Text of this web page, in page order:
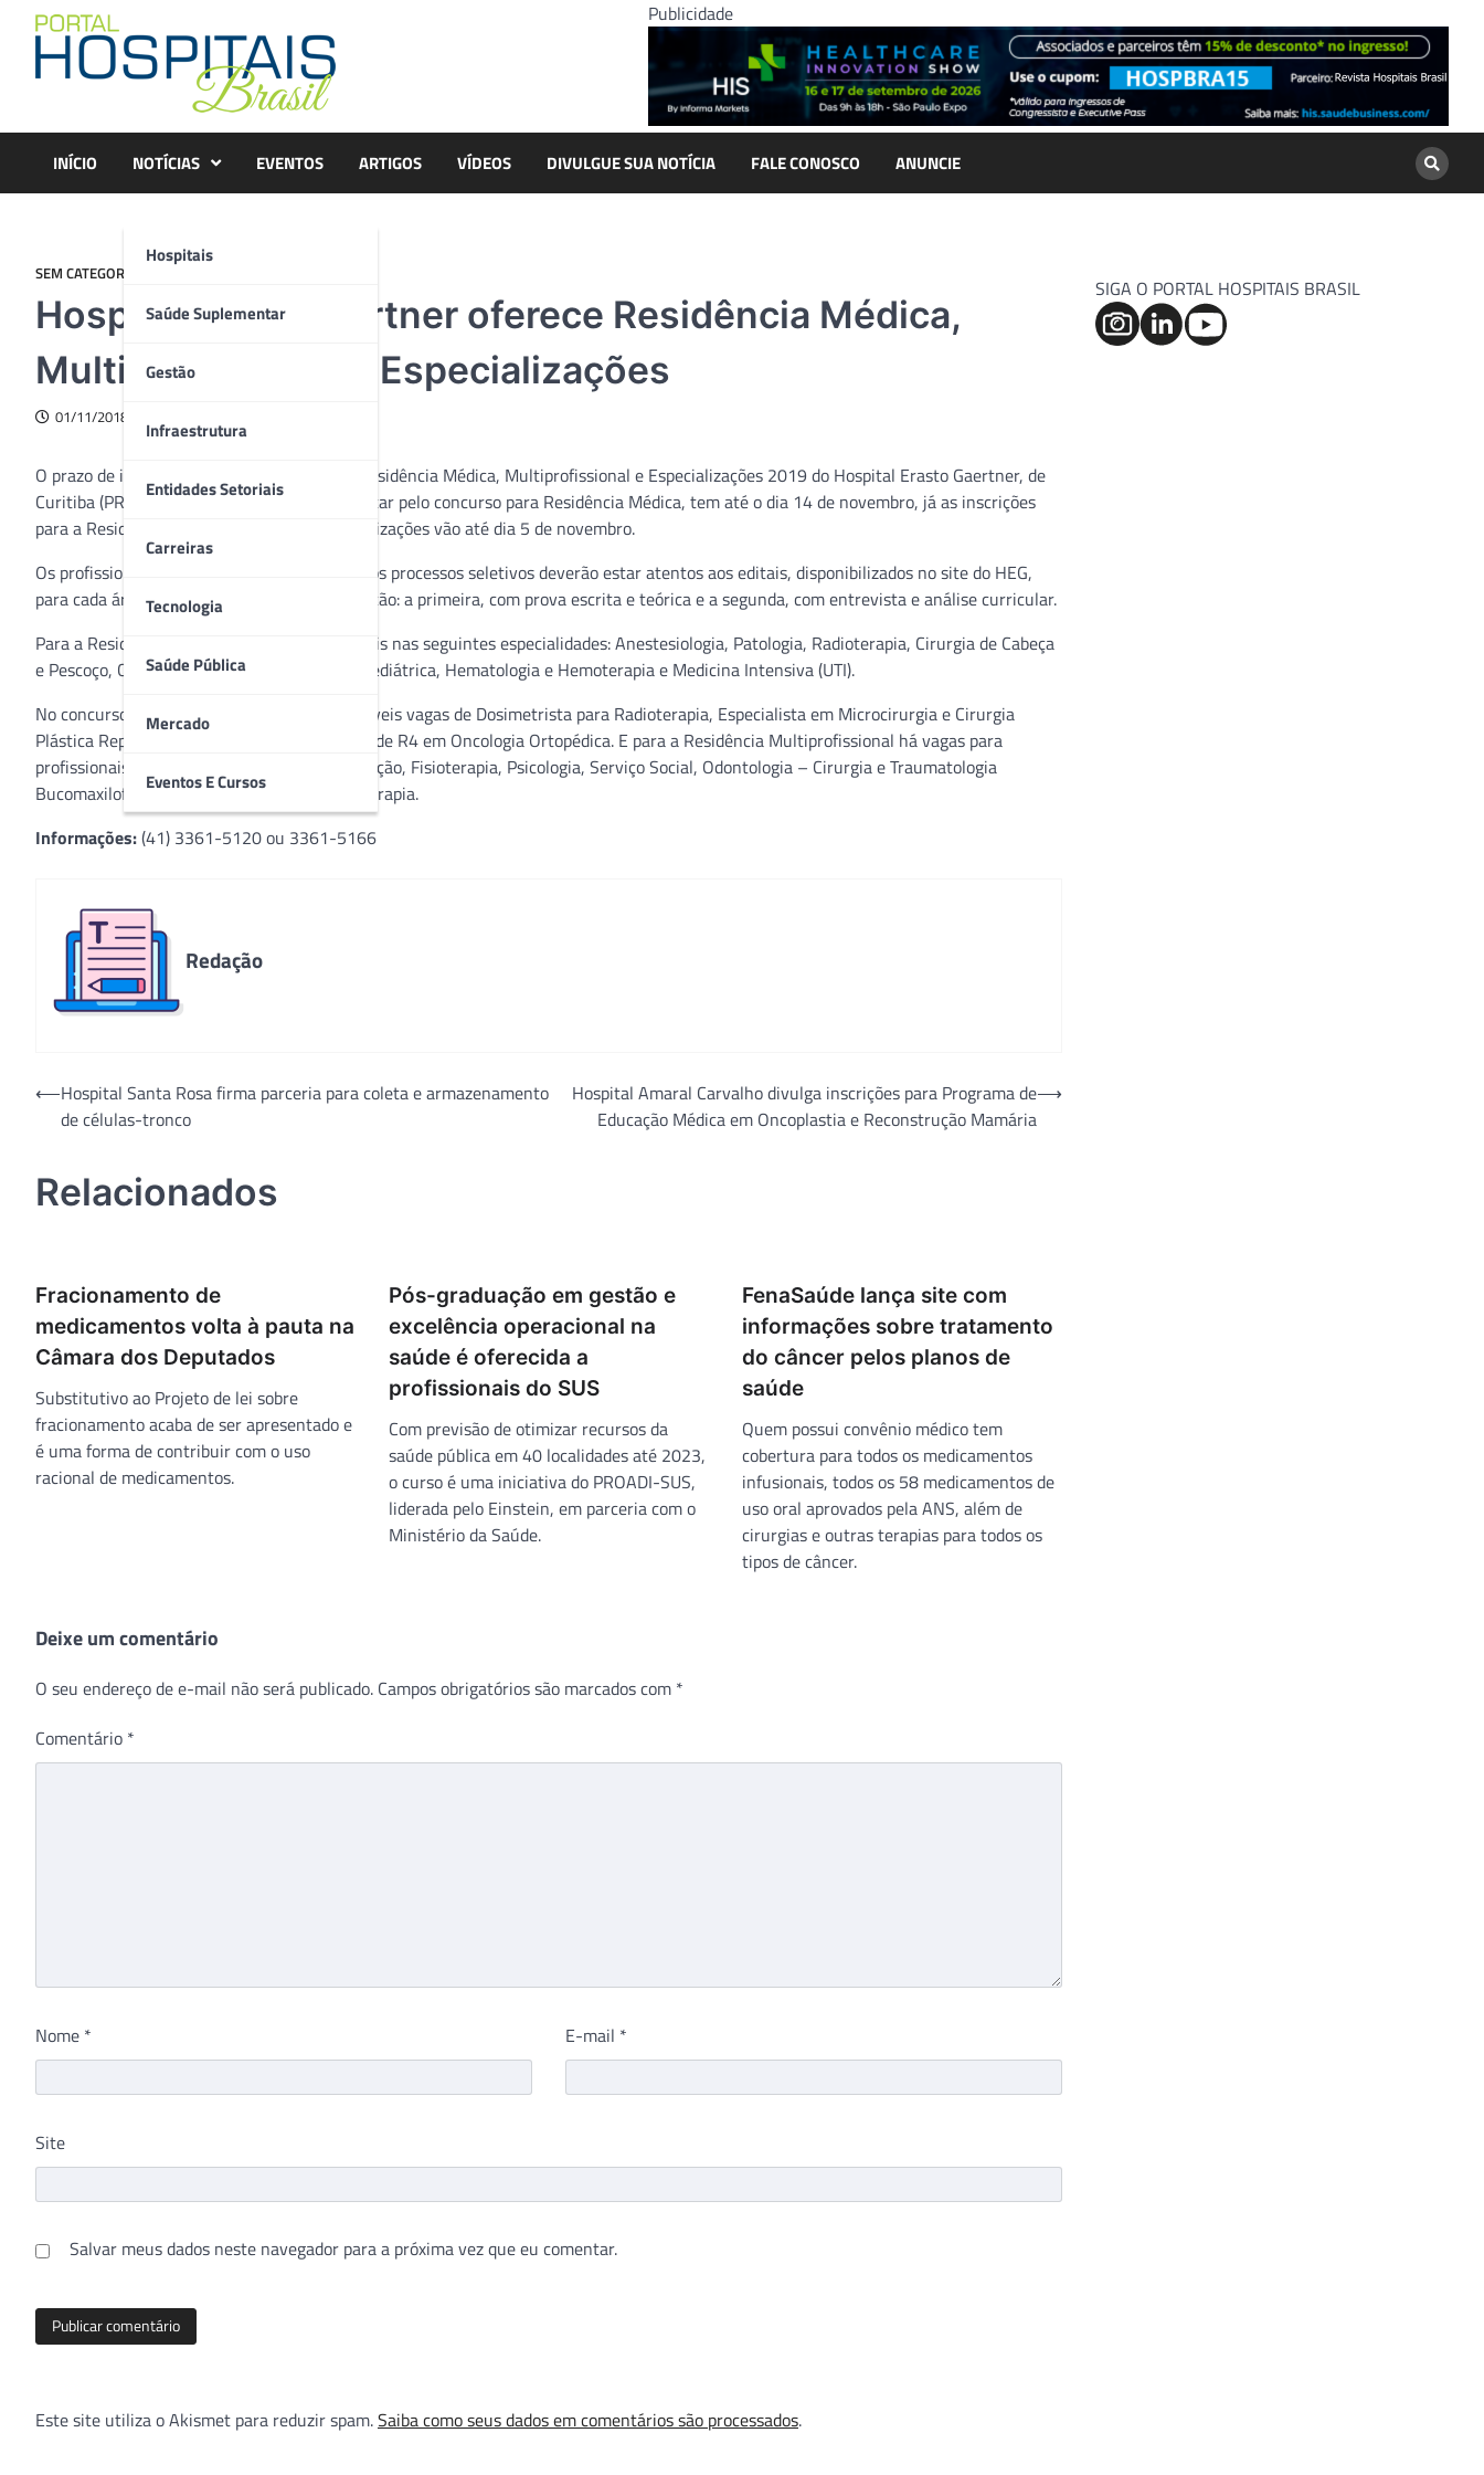
content
Publicidade
INÍCIO NOTÍCIAS
Hospitais
Saúde Suplementar
Gestão
Infraestrutura
Entidades Setoriais
Carreiras
Tecnologia
Saúde Pública
Mercado
Eventos E Cursos
EVENTOS ARTIGOS VÍDEOS DIVULGUE SUA NOTÍCIA FALE CONOSCO ANUNCIE
SEM CATEGORIA
Hospital Erasto Gartner oferece Residência Médica,
Multiprofissional e Especializações
01/11/2018
O prazo de inscrições para os concursos de Residência Médica, Multiprofissional e Especializações 2019 do Hospital Erasto Gaertner, de
Curitiba (PR), está chegando ao fim. Quem optar pelo concurso para Residência Médica, tem até o dia 14 de novembro, já as inscrições
para a Residência Multiprofissional e Especializações vão até dia 5 de novembro.
Os profissionais interessados em participar dos processos seletivos deverão estar atentos aos editais, disponibilizados no site do HEG,
para cada área. Haverá duas etapas de avaliação: a primeira, com prova escrita e teórica e a segunda, com entrevista e análise curricular.
Para a Residência Médica, há vagas disponíveis nas seguintes especialidades: Anestesiologia, Patologia, Radioterapia, Cirurgia de Cabeça
e Pescoço, Cancerologia Cirúrgica, Clínica e Pediátrica, Hematologia e Hemoterapia e Medicina Intensiva (UTI).
No concurso de Especializações estão disponíveis vagas de Dosimetrista para Radioterapia, Especialista em Microcirurgia e Cirurgia
Plástica Reparadora em Oncologia e Modalidade R4 em Oncologia Ortopédica. E para a Residência Multiprofissional há vagas para
profissionais de Enfermagem, Farmácia, Nutrição, Fisioterapia, Psicologia, Serviço Social, Odontologia – Cirurgia e Traumatologia
Bucomaxilofacial e Física Médica para Radioterapia.
Informações:(41) 3361-5120 ou 3361-5166
Redação
Navegação
⟵Hospital Santa Rosa firma parceria para coleta e armazenamento
de células-tronco
Hospital Amaral Carvalho divulga inscrições para Programa de
Educação Médica em Oncoplastia e Reconstrução Mamária
⟶
Relacionados
Fracionamento de
medicamentos volta à pauta na
Câmara dos Deputados
Substitutivo ao Projeto de lei sobre
fracionamento acaba de ser apresentado e
é uma forma de contribuir com o uso
racional de medicamentos.
Pós-graduação em gestão e
excelência operacional na
saúde é oferecida a
profissionais do SUS
Com previsão de otimizar recursos da
saúde pública em 40 localidades até 2023,
o curso é uma iniciativa do PROADI-SUS,
liderada pelo Einstein, em parceria com o
Ministério da Saúde.
FenaSaúde lança site com
informações sobre tratamento
do câncer pelos planos de
saúde
Quem possui convênio médico tem
cobertura para todos os medicamentos
infusionais, todos os 58 medicamentos de
uso oral aprovados pela ANS, além de
cirurgias e outras terapias para todos os
tipos de câncer.
Deixe um comentário
O seu endereço de e-mail não será publicado. Campos obrigatórios são marcados com *
Comentário *
Nome * E-mail *
Site
Salvar meus dados neste navegador para a próxima vez que eu comentar.
Este site utiliza o Akismet para reduzir spam.Saiba como seus dados em comentários são processados.
SIGA O PORTAL HOSPITAIS BRASIL